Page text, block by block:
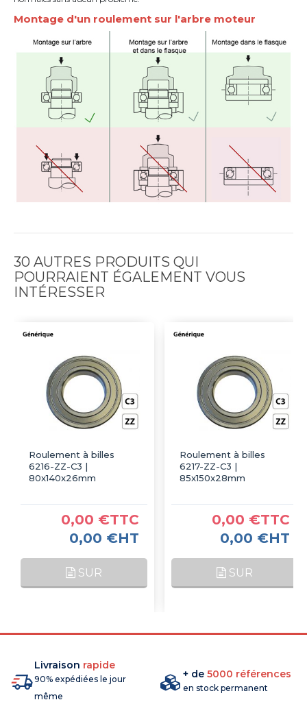
Montage d'un roulement sur l'arbre moteur
30 AUTRES PRODUITS QUI
POURRAIENT ÉGALEMENT VOUS
INTÉRESSER
Roulement à billes
6216-ZZ-C3 |
80x140x26mm
0,00 €TTC
0,00 €HT
SUR
Roulement à billes
6217-ZZ-C3 |
85x150x28mm
0,00 €TTC
0,00 €HT
SUR
Livraison rapide
90% expédiées le jour
même
+ de 5000 références
en stock permanent